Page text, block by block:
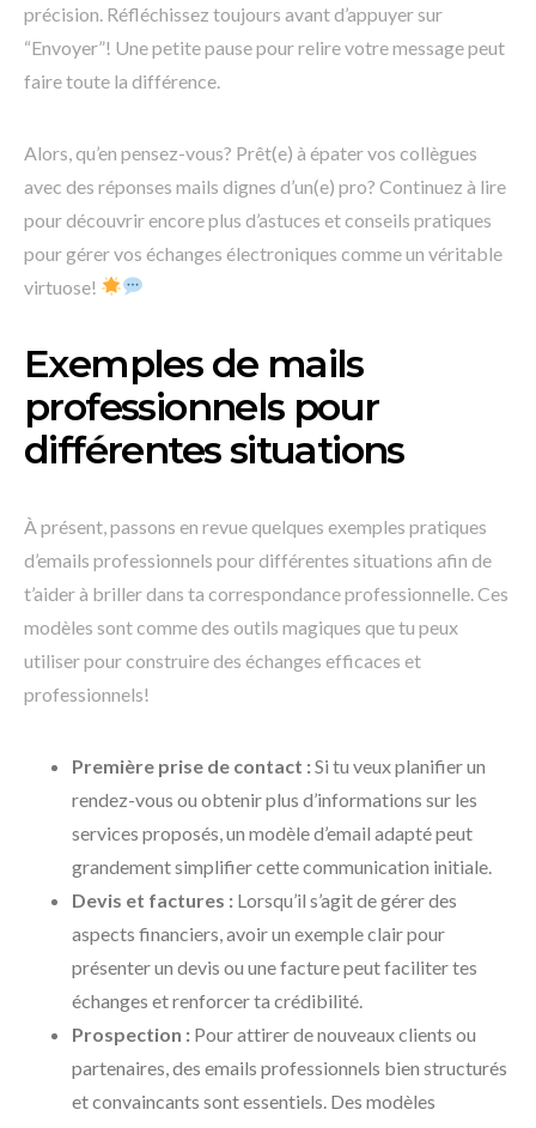
précision. Réfléchissez toujours avant d’appuyer sur
“Envoyer”! Une petite pause pour relire votre message peut
faire toute la différence.
Alors, qu’en pensez-vous? Prêt(e) à épater vos collègues
avec des réponses mails dignes d’un(e) pro? Continuez à lire
pour découvrir encore plus d’astuces et conseils pratiques
pour gérer vos échanges électroniques comme un véritable
virtuose!
Exemples de mails
professionnels pour
différentes situations
À présent, passons en revue quelques exemples pratiques
d’emails professionnels pour différentes situations afin de
t’aider à briller dans ta correspondance professionnelle. Ces
modèles sont comme des outils magiques que tu peux
utiliser pour construire des échanges efficaces et
professionnels!
Première prise de contact :Si tu veux planifier un
rendez-vous ou obtenir plus d’informations sur les
services proposés, un modèle d’email adapté peut
grandement simplifier cette communication initiale.
Devis et factures : Lorsqu’il s’agit de gérer des
aspects financiers, avoir un exemple clair pour
présenter un devis ou une facture peut faciliter tes
échanges et renforcer ta crédibilité.
Prospection : Pour attirer de nouveaux clients ou
partenaires, des emails professionnels bien structurés
et convaincants sont essentiels. Des modèles